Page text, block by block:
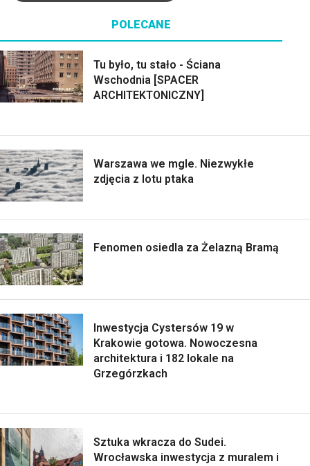
POLECANE
Tu było, tu stało - Ściana
Wschodnia [SPACER
ARCHITEKTONICZNY]
Warszawa we mgle. Niezwykłe
zdjęcia z lotu ptaka
Fenomen osiedla za Żelazną Bramą
Inwestycja Cystersów 19 w
Krakowie gotowa. Nowoczesna
architektura i 182 lokale na
Grzegórzkach
Sztuka wkracza do Sudei.
Wrocławska inwestycja z muralem i